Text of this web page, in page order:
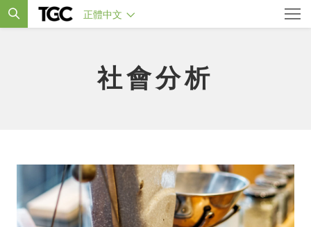
正體中文
社會分析